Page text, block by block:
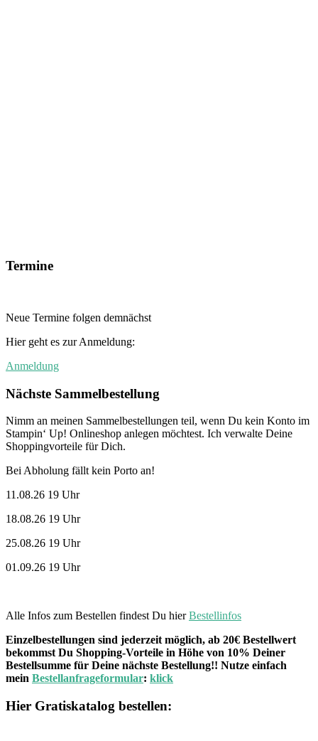
Termine
Neue Termine folgen demnächst
Hier geht es zur Anmeldung:
Anmeldung
Nächste Sammelbestellung
Nimm an meinen Sammelbestellungen teil, wenn Du kein Konto im
Stampin‘ Up! Onlineshop anlegen möchtest. Ich verwalte Deine
Shoppingvorteile für Dich.
Bei Abholung fällt kein Porto an!
11.08.26 19 Uhr
18.08.26 19 Uhr
25.08.26 19 Uhr
01.09.26 19 Uhr
Alle Infos zum Bestellen findest Du hierBestellinfos
Einzelbestellungen sind jederzeit möglich, ab 20€ Bestellwert
bekommst Du Shopping-Vorteile in Höhe von 10% Deiner
Bestellsumme für Deine nächste Bestellung!! Nutze einfach
mein Bestellanfrageformular: klick
Hier Gratiskatalog bestellen: